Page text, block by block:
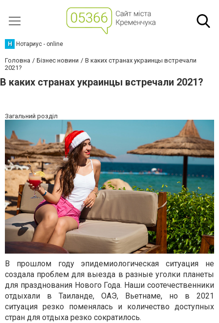
Н Нотариус - online
Головна Бізнес новини
В каких странах украинцы встречали
2021?
В каких странах украинцы встречали 2021?
Загальний розділ
В прошлом году эпидемиологическая ситуация не
создала проблем для выезда в разные уголки планеты
для празднования Нового Года. Наши соотечественники
отдыхали в Таиланде, ОАЭ, Вьетнаме, но в 2021
ситуация резко поменялась и количество доступных
стран для отдыха резко сократилось.